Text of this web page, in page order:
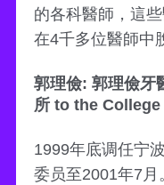
的各科醫師，這
在4千多位醫師中
郭理儉: 郭理儉牙
所 to the College
1999年底调任宁
委员至2001年7月